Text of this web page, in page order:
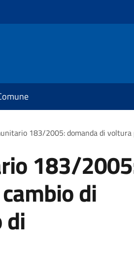
183/2005: domanda di
183/
di
di